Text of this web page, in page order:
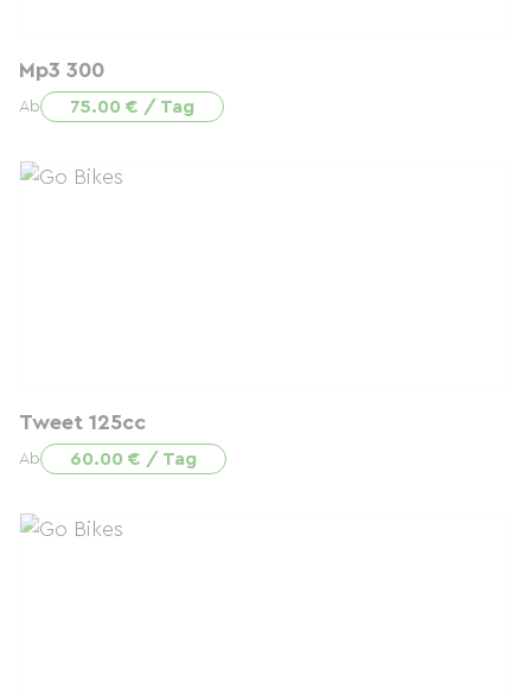
Mp3 300
Ab 75.00 € / Tag
Tweet 125cc
Ab 60.00 € / Tag